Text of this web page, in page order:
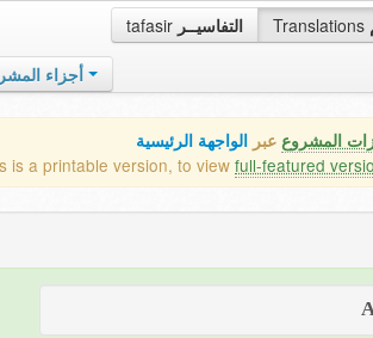
tafasir التفاسيــر Translations
أجزاء
المشروع عبر الواجهة الرئيسية
is a printable version, to view full-featured